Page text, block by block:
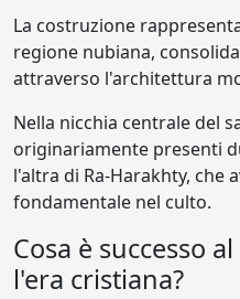
La costruzione
regione nubiana,
attraverso l'architettura
Nella nicchia centrale del
originariamente presenti
l'altra di Ra-Harakhty, che
fondamentale nel culto.
Cosa è successo
l'era cristiana?